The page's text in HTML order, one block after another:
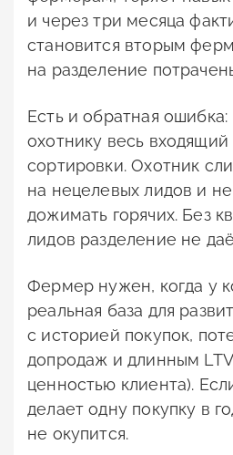
и через три месяца
становится вторым
на разделение
Есть и обратная
охотнику весь входящий
сортировки. Охотник
на нецелевых лидов и
дожимать горячих. Без
лидов разделение не
Фермер нужен, когда у
реальная база для
с историей покупок,
допродаж и длинным
ценностью клиента).
делает одну покупку в
не окупится.